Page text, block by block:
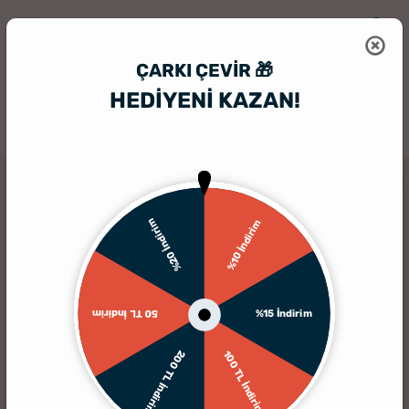
ÇARKI ÇEVIR 🎁
HEDİYENİ KAZAN!
%10 İndirim
%15 İndirim
100 TL İndirim
200 TL İndirim
50 TL İndirim
%20 İndirim